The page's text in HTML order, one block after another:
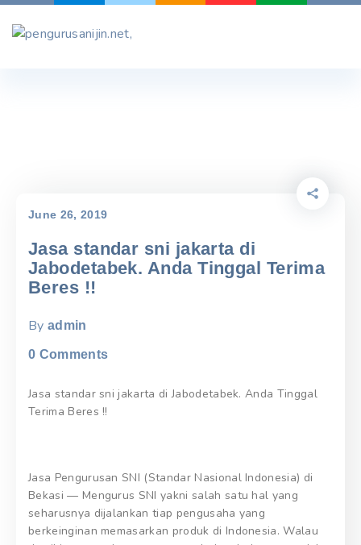
Skip
June 26, 2019
Jasa standar sni jakarta di
Jabodetabek. Anda Tinggal Terima
Beres !!
By admin
0 Comments
Jasa standar sni jakarta di Jabodetabek. Anda Tinggal
Terima Beres !!
Jasa Pengurusan SNI (Standar Nasional Indonesia) di
Bekasi — Mengurus SNI yakni salah satu hal yang
seharusnya dijalankan tiap pengusaha yang
berkeinginan memasarkan produk di Indonesia. Walau